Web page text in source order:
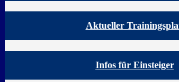
Aktueller
Infos für Einsteiger